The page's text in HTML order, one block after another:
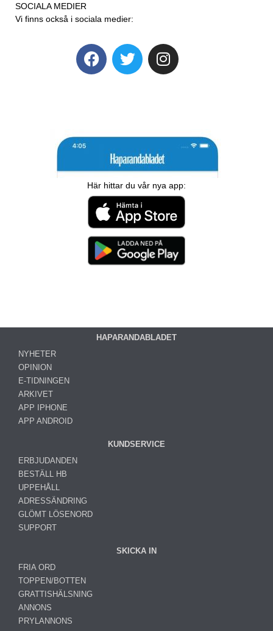
SOCIALA MEDIER
Vi finns också i sociala medier:
Här hittar du vår nya app:
HAPARANDABLADET
NYHETER
OPINION
E-TIDNINGEN
ARKIVET
APP IPHONE
APP ANDROID
KUNDSERVICE
ERBJUDANDEN
BESTÄLL HB
UPPEHÅLL
ADRESSÄNDRING
GLÖMT LÖSENORD
SUPPORT
SKICKA IN
FRIA ORD
TOPPEN/BOTTEN
GRATTISHÄLSNING
ANNONS
PRYLANNONS